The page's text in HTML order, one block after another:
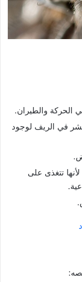
الحركة والطيران.
في الريف لوجود
تتغذى على